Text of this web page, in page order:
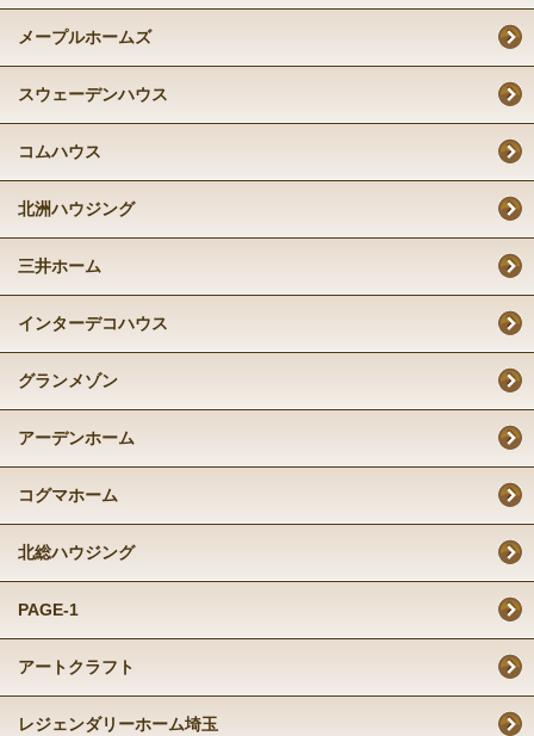
メープルホームズ
スウェーデンハウス
コムハウス
北洲ハウジング
三井ホーム
インターデコハウス
グランメゾン
アーデンホーム
コグマホーム
北総ハウジング
PAGE-1
アートクラフト
レジェンダリーホーム埼玉